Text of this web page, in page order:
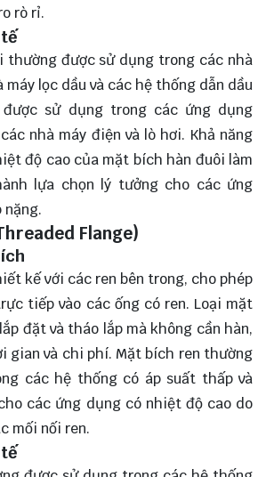
rò rỉ.
thường được sử dụng trong các nhà
máy lọc dầu và các hệ thống dẫn dầu
được sử dụng trong các ứng dụng
nhà máy điện và lò hơi. Khả năng
độ cao của mặt bích hàn đuôi làm
lựa chọn lý tưởng cho các ứng
nặng.
Flange)
kế với các ren bên trong, cho phép
tiếp vào các ống có ren. Loại mặt
đặt và tháo lắp mà không cần hàn,
gian và chi phí. Mặt bích ren thường
các hệ thống có áp suất thấp và
các ứng dụng có nhiệt độ cao do
mối nối ren.